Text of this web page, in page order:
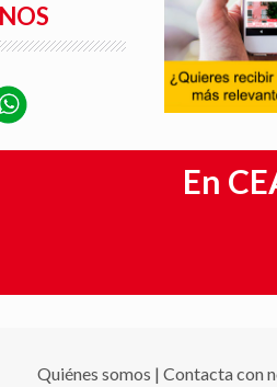
En
Quiénes somos | Contacta con